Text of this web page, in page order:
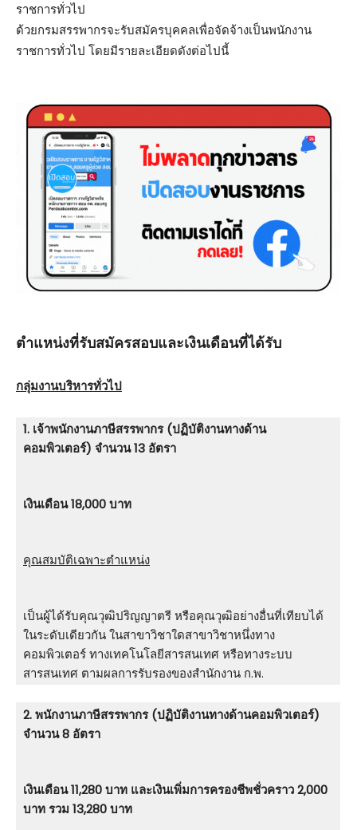
ราชการทั่วไป
ด้วยกรมสรรพากรจะรับสมัครบุคคลเพื่อจัดจ้างเป็นพนักงาน
ราชการทั่วไป โดยมีรายละเอียดดังต่อไปนี้
ตําแหน่งที่รับสมัครสอบและเงินเดือนที่ได้รับ
กลุ่มงานบริหารทั่วไป
1. เจ้าพนักงานภาษีสรรพากร (ปฏิบัติงานทางด้าน
คอมพิวเตอร์) จำนวน 13 อัตรา
เงินเดือน 18,000 บาท
คุณสมบัติเฉพาะตำแหน่ง
เป็นผู้ได้รับคุณวุฒิปริญญาตรี หรือคุณวุฒิอย่างอื่นที่เทียบได้
ในระดับเดียวกัน ในสาขาวิชาใดสาขาวิชาหนึ่งทาง
คอมพิวเตอร์ ทางเทคโนโลยีสารสนเทศ หรือทางระบบ
สารสนเทศ ตามผลการรับรองของสํานักงาน ก.พ.
2. พนักงานภาษีสรรพากร (ปฏิบัติงานทางด้านคอมพิวเตอร์)
จำนวน 8 อัตรา
เงินเดือน 11,280 บาท และเงินเพิ่มการครองชีพชั่วคราว 2,000
บาท รวม 13,280 บาท